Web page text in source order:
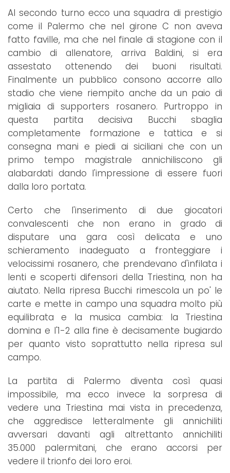
Al secondo turno ecco una squadra di prestigio
come il Palermo che nel girone C non aveva
fatto faville, ma che nel finale di stagione con il
cambio di allenatore, arriva Baldini, si era
assestato ottenendo dei buoni risultati.
Finalmente un pubblico consono accorre allo
stadio che viene riempito anche da un paio di
migliaia di supporters rosanero. Purtroppo in
questa partita decisiva Bucchi sbaglia
completamente formazione e tattica e si
consegna mani e piedi ai siciliani che con un
primo tempo magistrale annichiliscono gli
alabardati dando l'impressione di essere fuori
dalla loro portata.
Certo che l'inserimento di due giocatori
convalescenti che non erano in grado di
disputare una gara così delicata e uno
schieramento inadeguato a fronteggiare i
velocissimi rosanero, che prendevano d'infilata i
lenti e scoperti difensori della Triestina, non ha
aiutato. Nella ripresa Bucchi rimescola un po' le
carte e mette in campo una squadra molto più
equilibrata e la musica cambia: la Triestina
domina e l'1-2 alla fine è decisamente bugiardo
per quanto visto soprattutto nella ripresa sul
campo.
La partita di Palermo diventa così quasi
impossibile, ma ecco invece la sorpresa di
vedere una Triestina mai vista in precedenza,
che aggredisce letteralmente gli annichiliti
avversari davanti agli altrettanto annichiliti
35.000 palermitani, che erano accorsi per
vedere il trionfo dei loro eroi.